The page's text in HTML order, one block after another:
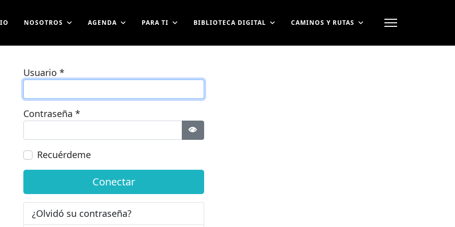
NOSOTROS AGENDA PARA TI BIBLIOTECA DIGITAL CAMINOS Y RUTAS
Usuario *
Contraseña *
Mostrar contraseña
Recuérdeme
Conectar
¿Olvidó su contraseña?